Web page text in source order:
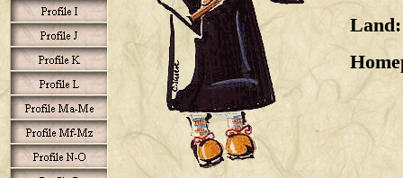
Land: